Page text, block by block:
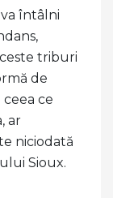
întâlni
triburi
de
ce
ar
niciodată
Sioux.